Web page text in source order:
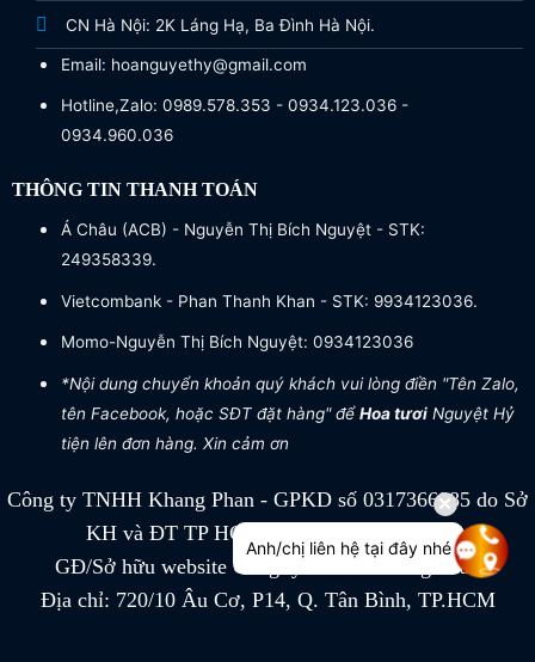
CN Hà Nội: 2K Láng Hạ, Ba Đình Hà Nội.
Email: hoanguyethy@gmail.com
Hotline,Zalo: 0989.578.353 - 0934.123.036 -
0934.960.036
THÔNG TIN THANH TOÁN
Á Châu (ACB) - Nguyễn Thị Bích Nguyệt - STK:
249358339.
Vietcombank - Phan Thanh Khan - STK: 9934123036.
Momo-Nguyễn Thị Bích Nguyệt: 0934123036
*Nội dung chuyển khoản quý khách vui lòng điền "Tên Zalo,
tên Facebook, hoặc SĐT đặt hàng" đểHoa tươiNguyệt Hỷ
tiện lên đơn hàng. Xin cảm ơn
Công ty TNHH Khang Phan - GPKD số 0317366885 do Sở
KH và ĐT TP HCM cấp ngày 04/07/2022
GĐ/Sở hữu website Công ty TNHH Khang Phan
Địa chỉ: 720/10 Âu Cơ, P14, Q. Tân Bình, TP.HCM
Anh/chị liên hệ tại đây nhé